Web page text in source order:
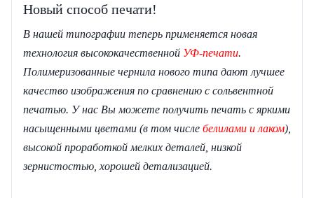
Новый способ печати!
В нашей типографии теперь применяется новая
технология высококачественной УФ-печати.
Полимеризованные чернила нового типа дают лучшее
качество изображения по сравнению с сольвентной
печатью. У нас Вы можете получить печать с яркими
насыщенными цветами (в том числе белилами и лаком),
высокой проработкой мелких деталей, низкой
зернистостью, хорошей детализацией.